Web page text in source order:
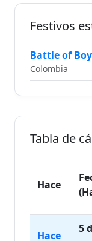
Festivos
Battle of
Colombia
Tabla de
Hace
Hace
5